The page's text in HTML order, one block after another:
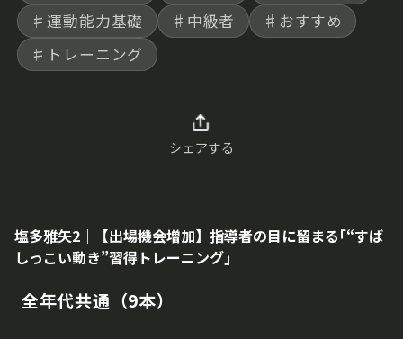
♯運動能力基礎
♯中級者
♯おすすめ
♯トレーニング
シェアする
塩多雅矢2｜【出場機会増加】指導者の目に留まる｢“すば
しっこい動き”習得トレーニング｣
全年代共通（9本）